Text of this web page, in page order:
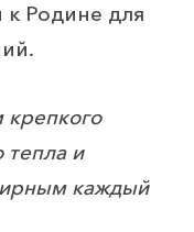
Родине для
тепла и
каждый